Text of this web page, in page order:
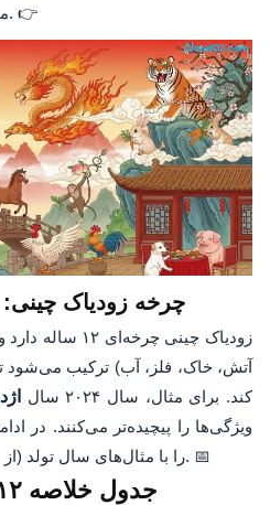
مختلف زندگی‌تان تأثیر می‌گذارد. 👉
چرخه زودیاک
زودیاک چینی
کند. برای مثال، سال ۲۰۲۴ سال
ویژگی‌ها را پیچیده‌تر می‌کنند. در
را با مثال‌های سال تولد (از ۱۹۰۰ تا ۲۰۲۴) بررسی می‌کنیم. 📅
جدول خلاصه ۱۲ حیوان زودیاک چینی